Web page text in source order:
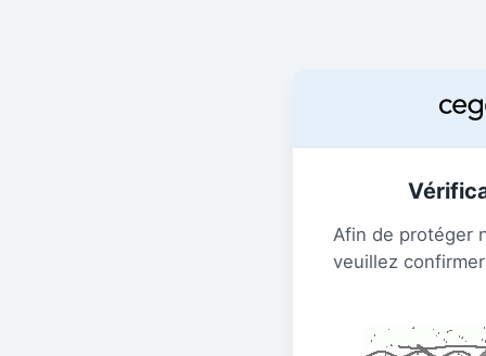
Afin de protéger
veuillez